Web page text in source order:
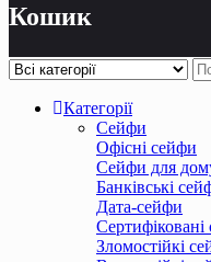
Кошик
Категорії
Сейфи
Офісні сейфи
Сейфи для
Банківські
Дата-сейфи
Сертифіковані
Зломостійкі